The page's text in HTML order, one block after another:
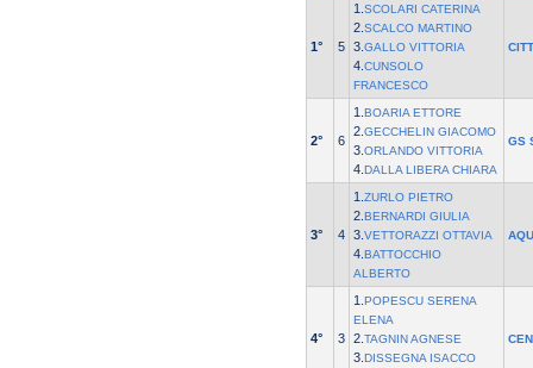
1° 5
1. SCOLARI CATERINA
2. SCALCO MARTINO
3. GALLO VITTORIA
4. CUNSOLO
FRANCESCO
2° 6
1. BOARIA ETTORE
2. GECCHELIN GIACOMO
3. ORLANDO VITTORIA
4. DALLA LIBERA CHIARA
GS
3° 4
1. ZURLO PIETRO
2. BERNARDI GIULIA
3. VETTORAZZI OTTAVIA
4. BATTOCCHIO
ALBERTO
4° 3
1. POPESCU SERENA
ELENA
2. TAGNIN AGNESE
3. DISSEGNA ISACCO